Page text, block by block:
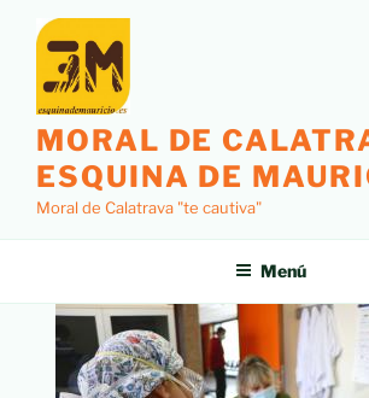
MORAL DE
ESQUINA DE
Moral de Calatrava "te cautiva"
Menú